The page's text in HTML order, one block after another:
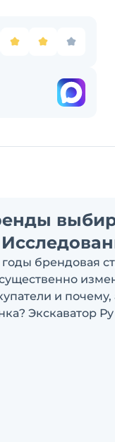
брендовая
и почему,
Экскаватор